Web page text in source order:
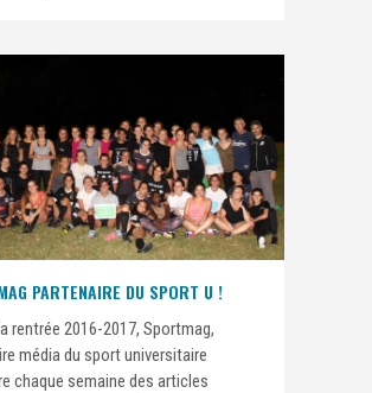
PARTENAIRE DU SPORT U !
rentrée 2016-2017, Sportmag,
média du sport universitaire
chaque semaine des articles